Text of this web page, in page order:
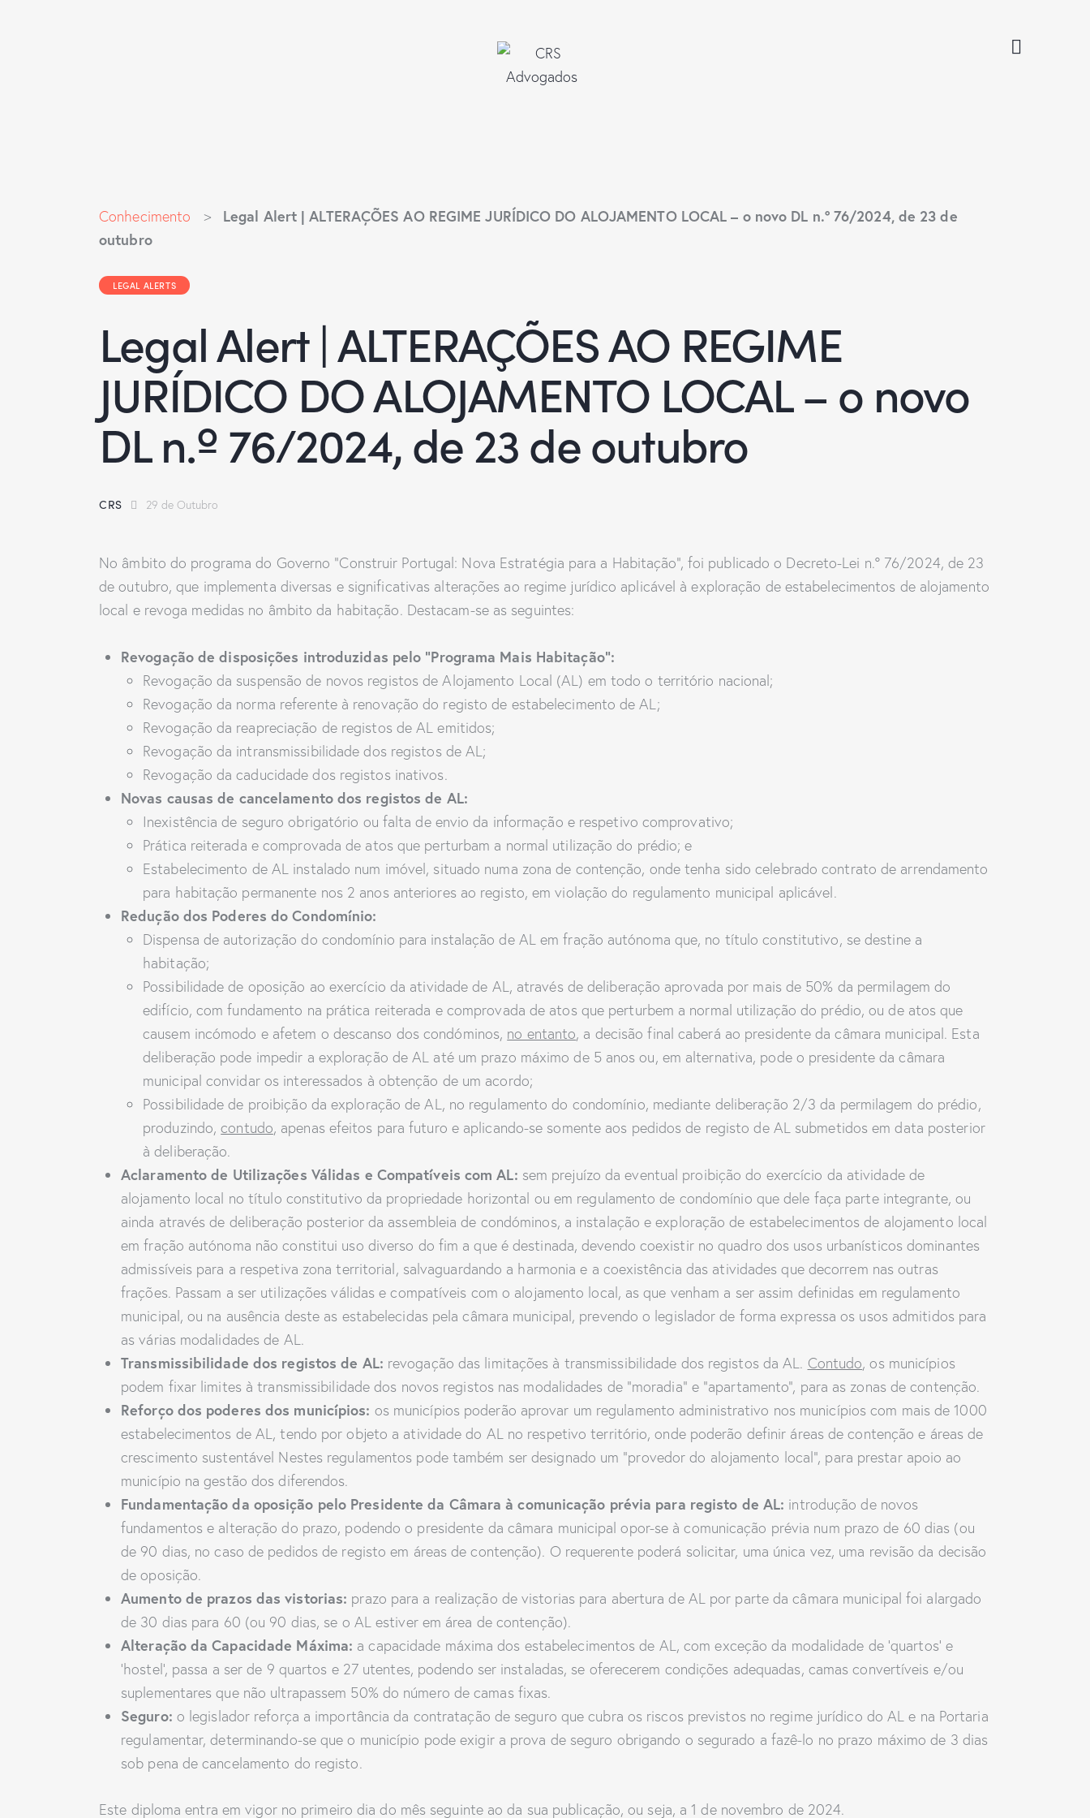
Conhecimento > Legal Alert | ALTERAÇÕES AO REGIME JURÍDICO DO ALOJAMENTO LOCAL – o novo DL n.º 76/2024, de 23 de
outubro
LEGAL ALERTS
Legal Alert | ALTERAÇÕES AO REGIME
JURÍDICO DO ALOJAMENTO LOCAL – o novo
DL n.º 76/2024, de 23 de outubro
CRS 29 de Outubro
No âmbito do programa do Governo “Construir Portugal: Nova Estratégia para a Habitação”, foi publicado o Decreto-Lei n.º 76/2024, de 23
de outubro, que implementa diversas e significativas alterações ao regime jurídico aplicável à exploração de estabelecimentos de alojamento
local e revoga medidas no âmbito da habitação. Destacam-se as seguintes:
Revogação de disposições introduzidas pelo “Programa Mais Habitação”:
Revogação da suspensão de novos registos de Alojamento Local (AL) em todo o território nacional;
Revogação da norma referente à renovação do registo de estabelecimento de AL;
Revogação da reapreciação de registos de AL emitidos;
Revogação da intransmissibilidade dos registos de AL;
Revogação da caducidade dos registos inativos.
Novas causas de cancelamento dos registos de AL:
Inexistência de seguro obrigatório ou falta de envio da informação e respetivo comprovativo;
Prática reiterada e comprovada de atos que perturbam a normal utilização do prédio; e
Estabelecimento de AL instalado num imóvel, situado numa zona de contenção, onde tenha sido celebrado contrato de arrendamento
para habitação permanente nos 2 anos anteriores ao registo, em violação do regulamento municipal aplicável.
Redução dos Poderes do Condomínio:
Dispensa de autorização do condomínio para instalação de AL em fração autónoma que, no título constitutivo, se destine a
habitação;
Possibilidade de oposição ao exercício da atividade de AL, através de deliberação aprovada por mais de 50% da permilagem do
edifício, com fundamento na prática reiterada e comprovada de atos que perturbem a normal utilização do prédio, ou de atos que
causem incómodo e afetem o descanso dos condóminos, no entanto, a decisão final caberá ao presidente da câmara municipal. Esta
deliberação pode impedir a exploração de AL até um prazo máximo de 5 anos ou, em alternativa, pode o presidente da câmara
municipal convidar os interessados à obtenção de um acordo;
Possibilidade de proibição da exploração de AL, no regulamento do condomínio, mediante deliberação 2/3 da permilagem do prédio,
produzindo,contudo, apenas efeitos para futuro e aplicando-se somente aos pedidos de registo de AL submetidos em data posterior
à deliberação.
Aclaramento de Utilizações Válidas e Compatíveis com AL: sem prejuízo da eventual proibição do exercício da atividade de
alojamento local no título constitutivo da propriedade horizontal ou em regulamento de condomínio que dele faça parte integrante, ou
ainda através de deliberação posterior da assembleia de condóminos, a instalação e exploração de estabelecimentos de alojamento local
em fração autónoma não constitui uso diverso do fim a que é destinada, devendo coexistir no quadro dos usos urbanísticos dominantes
admissíveis para a respetiva zona territorial, salvaguardando a harmonia e a coexistência das atividades que decorrem nas outras
frações. Passam a ser utilizações válidas e compatíveis com o alojamento local, as que venham a ser assim definidas em regulamento
municipal, ou na ausência deste as estabelecidas pela câmara municipal, prevendo o legislador de forma expressa os usos admitidos para
as várias modalidades de AL.
Transmissibilidade dos registos de AL: revogação das limitações à transmissibilidade dos registos da AL. Contudo, os municípios
podem fixar limites à transmissibilidade dos novos registos nas modalidades de “moradia” e “apartamento”, para as zonas de contenção.
Reforço dos poderes dos municípios: os municípios poderão aprovar um regulamento administrativo nos municípios com mais de 1000
estabelecimentos de AL, tendo por objeto a atividade do AL no respetivo território, onde poderão definir áreas de contenção e áreas de
crescimento sustentável Nestes regulamentos pode também ser designado um “provedor do alojamento local”, para prestar apoio ao
município na gestão dos diferendos.
Fundamentação da oposição pelo Presidente da Câmara à comunicação prévia para registo de AL: introdução de novos
fundamentos e alteração do prazo, podendo o presidente da câmara municipal opor-se à comunicação prévia num prazo de 60 dias (ou
de 90 dias, no caso de pedidos de registo em áreas de contenção). O requerente poderá solicitar, uma única vez, uma revisão da decisão
de oposição.
Aumento de prazos das vistorias: prazo para a realização de vistorias para abertura de AL por parte da câmara municipal foi alargado
de 30 dias para 60 (ou 90 dias, se o AL estiver em área de contenção).
Alteração da Capacidade Máxima: a capacidade máxima dos estabelecimentos de AL, com exceção da modalidade de ‘quartos’ e
‘hostel’, passa a ser de 9 quartos e 27 utentes, podendo ser instaladas, se oferecerem condições adequadas, camas convertíveis e/ou
suplementares que não ultrapassem 50% do número de camas fixas.
Seguro: o legislador reforça a importância da contratação de seguro que cubra os riscos previstos no regime jurídico do AL e na Portaria
regulamentar, determinando-se que o município pode exigir a prova de seguro obrigando o segurado a fazê-lo no prazo máximo de 3 dias
sob pena de cancelamento do registo.
Este diploma entra em vigor no primeiro dia do mês seguinte ao da sua publicação, ou seja, a 1 de novembro de 2024.